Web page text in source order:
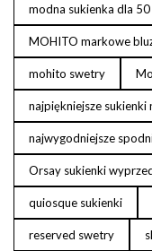
modna sukienka dla
MOHITO markowe
mohito swetry
najpiękniejsze sukienki
najwygodniejsze
Orsay sukienki
quiosque sukienki
reserved swetry